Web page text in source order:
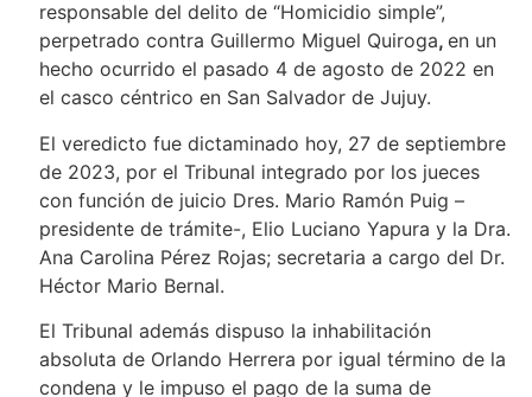
responsable del delito de “Homicidio simple”,
perpetrado contra Guillermo Miguel Quiroga, en un
hecho ocurrido el pasado 4 de agosto de 2022 en
el casco céntrico en San Salvador de Jujuy.
El veredicto fue dictaminado hoy, 27 de septiembre
de 2023, por el Tribunal integrado por los jueces
con función de juicio Dres. Mario Ramón Puig –
presidente de trámite-, Elio Luciano Yapura y la Dra.
Ana Carolina Pérez Rojas; secretaria a cargo del Dr.
Héctor Mario Bernal.
El Tribunal además dispuso la inhabilitación
absoluta de Orlando Herrera por igual término de la
condena y le impuso el pago de la suma de